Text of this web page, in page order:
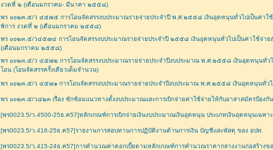
งวดที่ ๒ (เดือนมกราคม- มีนาคา ๒๕๕๘)
พร ๐๐๒๓.๕/ว ๔๕๗๕ การโอนจัดสรรงบประมาณรายจ่ายประจำปี พ.ศ.๒๕๕๘ เงินอุดหนุนทั่วไปเป็นค่าใช้
พิการ งวดที่ ๒ (เดือนมกราคม ๒๕๕๘)
พร ๐๐๒๓.๕/ว๔๕๗๔ การโอนจัดสรรงบประมาณรายจ่ายประจำปี ๒๕๕๘ เงินอุดหนุนทั่วไปเป็นค่าใช้จ่าย
(เดือนมกราคม ๒๕๕๘)
พร ๐๐๒๓.๕/ว ๔๕๗๒ การโอนจัดสรรงบประมาณรายจ่ายประจำปีงบประมาณ พ.ศ.๒๕๕๘ เงินอุดหนุนทั่ว
โอน (โอนจัดสรรครั้งเดียวเต็มจำนวน)
พร ๐๐๒๓.๕/ว ๔๕๗๑ การโอนจัดสรรงบประมาณรายจ่ายประจำปีงบประมาณ พ.ศ.๒๕๕๘ เงินอุดหนุนทั่ว
พร ๐๐๒๓.๕/ว๔๒๓ เรื่อง ซักซ้อมแนวทางตั้งงบประมาณและการเบิกจ่ายค่าใช้จ่ายให้กับอาสาสมัครป้องกั
[พร0023.5/ว.4500-25ธ.ค57]หลักเกณฑ์การเบิกจ่ายเงินงบประมาณเงินอุดหนุน ประเภทเงินอุดหนุนเฉพ
[พร0023.5/ว.416-25ธ.ค57]รายงานการสอบทานการปฏิบัติงานด้านการเงิน บัญชีและพัสดุ ของ อปท.
[พร0023.5/ว.415-24ธ.ค57]การคำนวณค่าดอกเบี้ยตามหลักเกณฑ์การคำนวณราคากลางงานก่อสร้างข